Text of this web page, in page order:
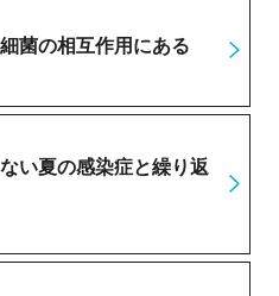
菌の相互作用にある
い夏の感染症と繰り返